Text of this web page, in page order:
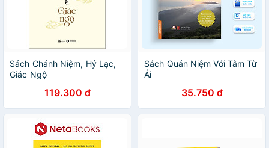
Sách Chánh Niệm, Hỷ Lạc,
Giác Ngộ
119.300 đ
Sách Quán Niệm Với Tâm Từ
Ái
35.750 đ